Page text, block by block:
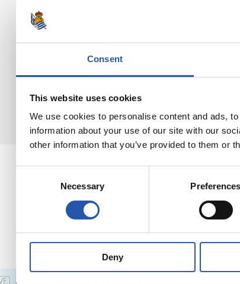
Consent
This website uses cookies
We use cookies to personalise content and ads,
information about your use of our site with our
other information that you’ve provided to them or
Necessary Preferences
Deny
07/08/2026
CRÓNICA
Aumentan los
minutos